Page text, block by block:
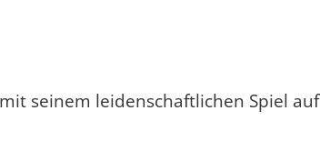
seinem leidenschaftlichen Spiel auf